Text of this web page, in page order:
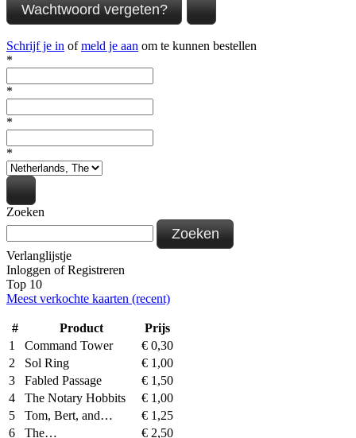
Wachtwoord vergeten?
Schrijf je in ofmeld je aan om te kunnen bestellen
*
*
*
*
Zoeken
Zoeken
Verlanglijstje
Inloggen ofRegistreren
Top 10
Meest verkochte kaarten (recent)
# Product
Prijs
1
Command Tower € 0,30
2
Sol Ring € 1,00
3
Fabled Passage € 1,50
4
The Notary Hobbits € 1,00
5
Tom, Bert, and… € 1,25
6
The… € 2,50